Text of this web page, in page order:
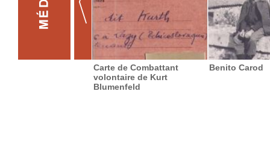
Carte de Combattant
volontaire de Kurt
Blumenfeld
Benito Carod